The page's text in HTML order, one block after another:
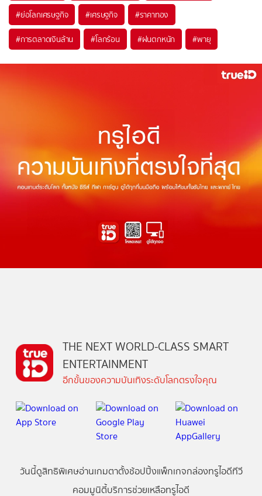
#ย่อโลกเศรษฐกิจ #เศรษฐกิจ #ราคาทอง
#การตลาดเงินล้าน #โลกร้อน #ฝนตกหนัก #พายุ
THE NEXT WORLD-CLASS SMART
ENTERTAINMENT
อีกขั้นของความบันเทิงระดับโลกตรงใจคุณ
วันนี้ดูสิทธิพิเศษอ่านเกมตาตั้งช้อปปิ้งแพ็กเกจกล่องทรูไอดีทีวี
คอมมูนิตี้บริการช่วยเหลือทรูไอดี